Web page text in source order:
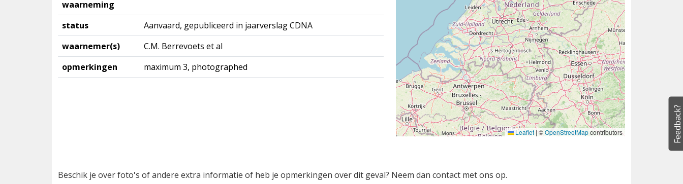
waarneming
status
Aanvaard, gepubliceerd in jaarverslag CDNA
waarnemer(s)
C.M. Berrevoets et al
opmerkingen
maximum 3, photographed
Leaflet |©OpenStreetMapcontributors
Beschik je over foto's of andere extra informatie of heb je opmerkingen over dit geval? Neem dan contact met ons op.
Feedback?